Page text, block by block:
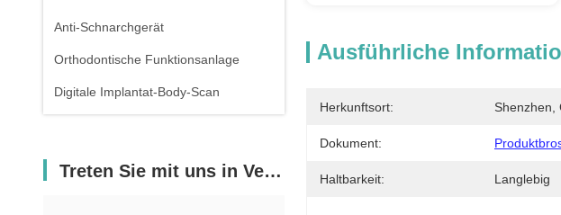
Anti-Schnarchgerät
Orthodontische Funktionsanlage
Digitale Implantat-Body-Scan
Treten Sie mit uns in Verbindung
Ausführliche
Herkunftsort: Shenzhen,
Dokument:
Haltbarkeit: Langlebig